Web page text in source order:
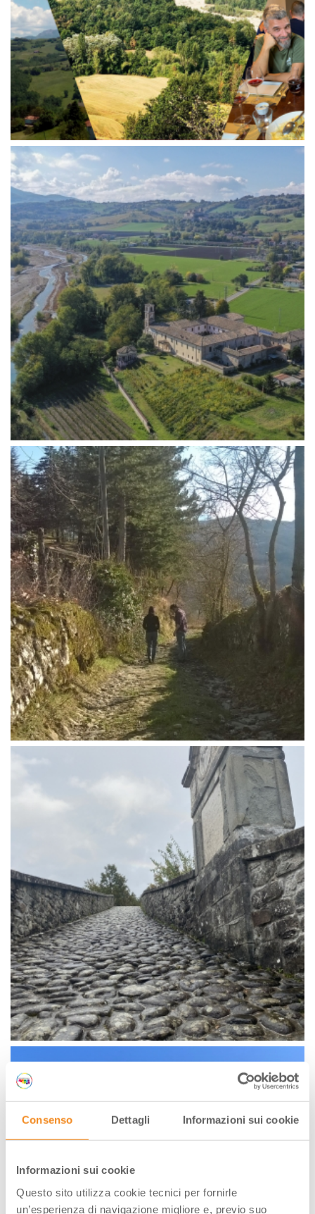
Consenso Dettagli Informazioni sui cookie
Informazioni sui cookie
Questo sito utilizza cookie tecnici per fornirle
un’esperienza di navigazione migliore e, previo suo